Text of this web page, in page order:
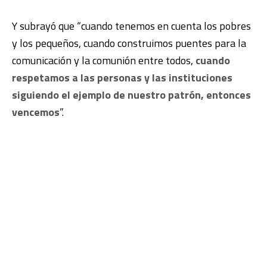
Y subrayó que “cuando tenemos en cuenta los pobres
y los pequeños, cuando construimos puentes para la
comunicación y la comunión entre todos, cuando
respetamos a las personas y las instituciones
siguiendo el ejemplo de nuestro patrón, entonces
vencemos”.